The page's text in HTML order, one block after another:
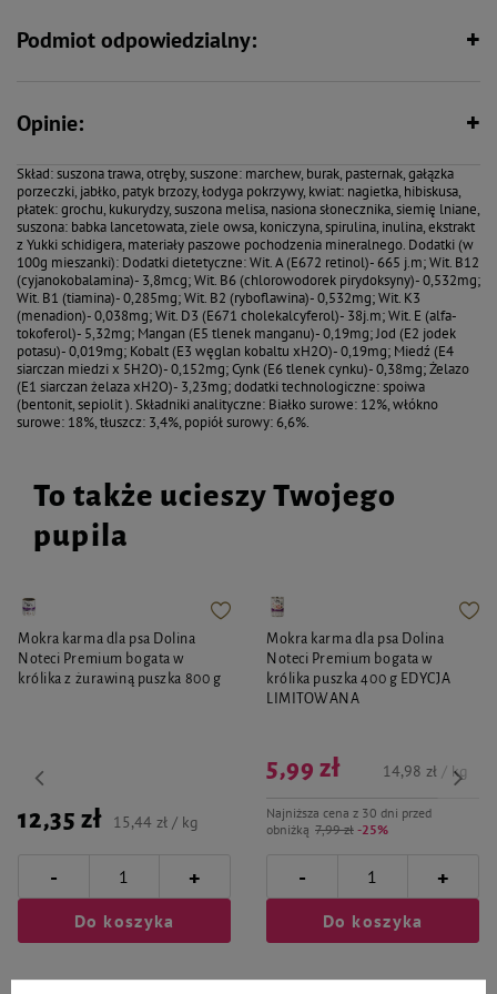
schidigera wiąże amoniak i inne składniki odpowiedzialne za zapach
POKARM NIE ZAWIERA SKŁADNIKÓW MODYFIKOWANYCH GENETYCZNIE,
KONSERWANTÓW, WZMACNIACZY SMAKU I AROMATÓW
Mieszanka pełnoporcjowa dla królików to zdrowie, witalność i smaczny
posiłek, bez dodatku ziaren. Bogata w aromatyczne zioła, trawy i kwiaty.
Mieszanka wzbogacona o naturalne prebiotyki, które wpływają na rozwój
korzystnej flory jelitowej.
.
Podmiot odpowiedzialny:
Opinie:
Skład: suszona trawa, otręby, suszone: marchew, burak, pasternak, gałązka
porzeczki, jabłko, patyk brzozy, łodyga pokrzywy, kwiat: nagietka, hibiskusa,
płatek: grochu, kukurydzy, suszona melisa, nasiona słonecznika, siemię lniane,
suszona: babka lancetowata, ziele owsa, koniczyna, spirulina, inulina, ekstrakt
z Yukki schidigera, materiały paszowe pochodzenia mineralnego. Dodatki (w
100g mieszanki): Dodatki dietetyczne: Wit. A (E672 retinol)- 665 j.m; Wit. B12
(cyjanokobalamina)- 3,8mcg; Wit. B6 (chlorowodorek pirydoksyny)- 0,532mg;
Wit. B1 (tiamina)- 0,285mg; Wit. B2 (ryboflawina)- 0,532mg; Wit. K3
(menadion)- 0,038mg; Wit. D3 (E671 cholekalcyferol)- 38j.m; Wit. E (alfa-
tokoferol)- 5,32mg; Mangan (E5 tlenek manganu)- 0,19mg; Jod (E2 jodek
potasu)- 0,019mg; Kobalt (E3 węglan kobaltu xH2O)- 0,19mg; Miedź (E4
siarczan miedzi x 5H2O)- 0,152mg; Cynk (E6 tlenek cynku)- 0,38mg; Żelazo
(E1 siarczan żelaza xH2O)- 3,23mg; dodatki technologiczne: spoiwa
(bentonit, sepiolit ). Składniki analityczne: Białko surowe: 12%, włókno
surowe: 18%, tłuszcz: 3,4%, popiół surowy: 6,6%.
To także ucieszy Twojego
pupila
Mokra karma dla psa Dolina
Noteci Premium bogata w
królika z żurawiną puszka 800 g
12,35 zł 15,44 zł / kg
- +
Do koszyka
Mokra karma dla psa Dolina
Noteci Premium bogata w
królika puszka 400 g EDYCJA
LIMITOWANA
Najniższa cena z 30 dni przed
obniżką 7,99 zł -25%
5,99 zł 14,98 zł / kg
- +
Do koszyka